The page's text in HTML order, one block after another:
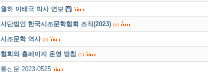
월하 이태극 박사 연보
사단법인 한국시조문학협회 조직(2023) (5)
시조문학 역사 (2)
협회와 홈페이지 운영 방침 (1)
통신문 2023-0525